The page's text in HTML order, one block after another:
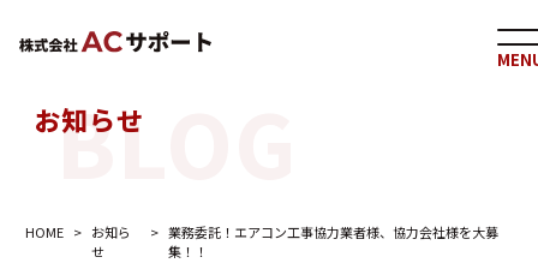
お知らせ
HOME > お知ら
せ
> 業務委託！エアコン工事協力業者様、協力会社様を大募
集！！